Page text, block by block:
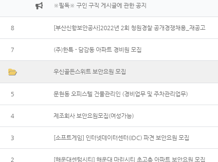
※필독※ 구인 구직 게시글에 관한 공지
8 [부산신항보안공사]2022년 2회 청원경찰 공개경쟁채용_재공고
7 (주)한특 - 담감동 아파트 경비원 모집
우신골든스위트 보안요원 모집
5 문현동 오피스텔 건물관리인 (경비업무 및 주차관리업무)
4 제조회사 보안요원모집(여성가능)
3 [소프트게임] 인터넷데이터센터(IDC) 파견 보안요원 모집
2 [해운대센텀시티] 해운대 마린시티 초고층 아파트 보안요원 모집